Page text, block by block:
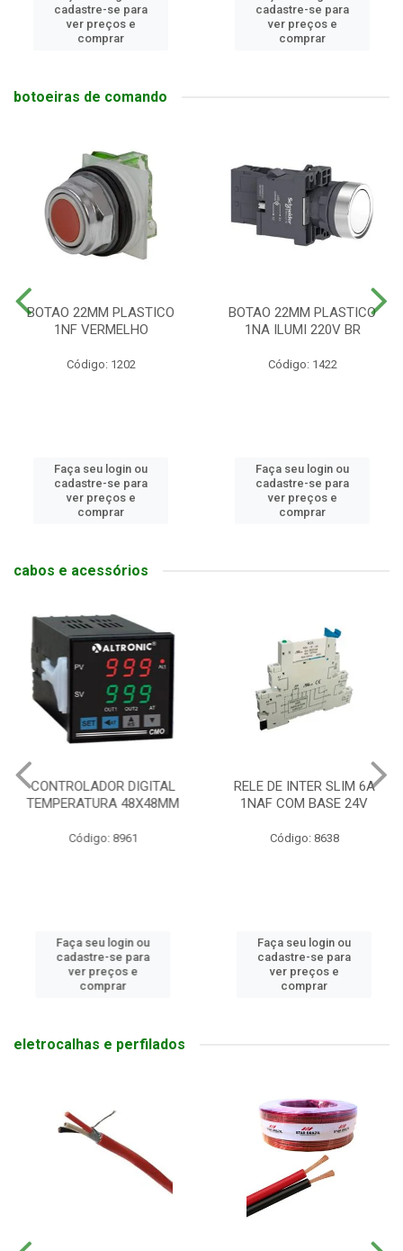
cadastre-se para
ver preços e
comprar
cadastre-se para
ver preços e
comprar
botoeiras de comando
BOTAO 22MM PLASTICO
1NF VERMELHO
Código: 1202
Faça seu login ou
cadastre-se para
ver preços e
comprar
BOTAO 22MM PLASTICO
1NA ILUMI 220V BR
Código: 1422
Faça seu login ou
cadastre-se para
ver preços e
comprar
cabos e acessórios
CONTROLADOR DIGITAL
TEMPERATURA 48X48MM
Código: 8961
Faça seu login ou
cadastre-se para
ver preços e
comprar
RELE DE INTER SLIM 6A
1NAF COM BASE 24V
Código: 8638
Faça seu login ou
cadastre-se para
ver preços e
comprar
eletrocalhas e perfilados